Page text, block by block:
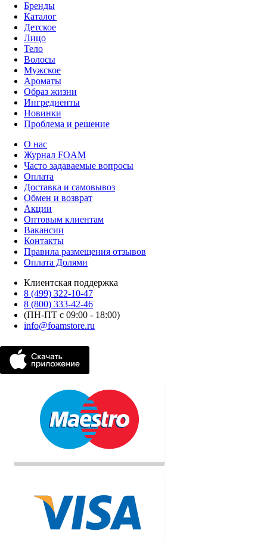
Бренды
Каталог
Детское
Лицо
Тело
Волосы
Мужское
Ароматы
Образ жизни
Ингредиенты
Новинки
Проблема и решение
О нас
Журнал FOAM
Часто задаваемые вопросы
Оплата
Доставка и самовывоз
Обмен и возврат
Акции
Оптовым клиентам
Вакансии
Контакты
Правила размещения отзывов
Оплата Долями
Клиентская поддержка
8 (499) 322-10-47
8 (800) 333-42-46
(ПН-ПТ с 09:00 - 18:00)
info@foamstore.ru